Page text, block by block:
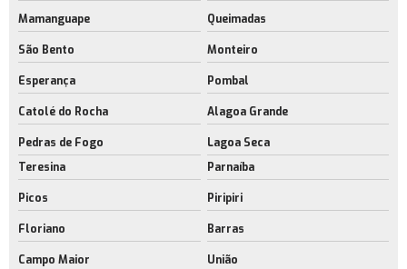
Mamanguape Queimadas
São Bento Monteiro
Esperança Pombal
Catolé do Rocha Alagoa Grande
Pedras de Fogo
Lagoa Seca
Teresina
Parnaíba
Picos Piripiri
Floriano Barras
Campo Maior União